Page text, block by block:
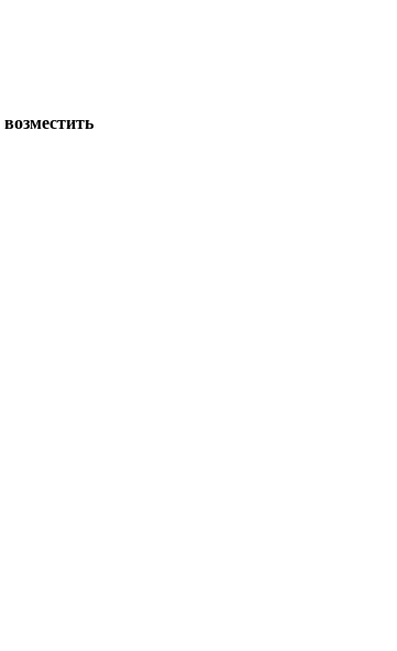
возместить